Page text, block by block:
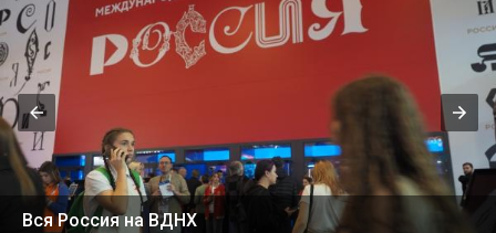
Вся Россия на ВДНХ